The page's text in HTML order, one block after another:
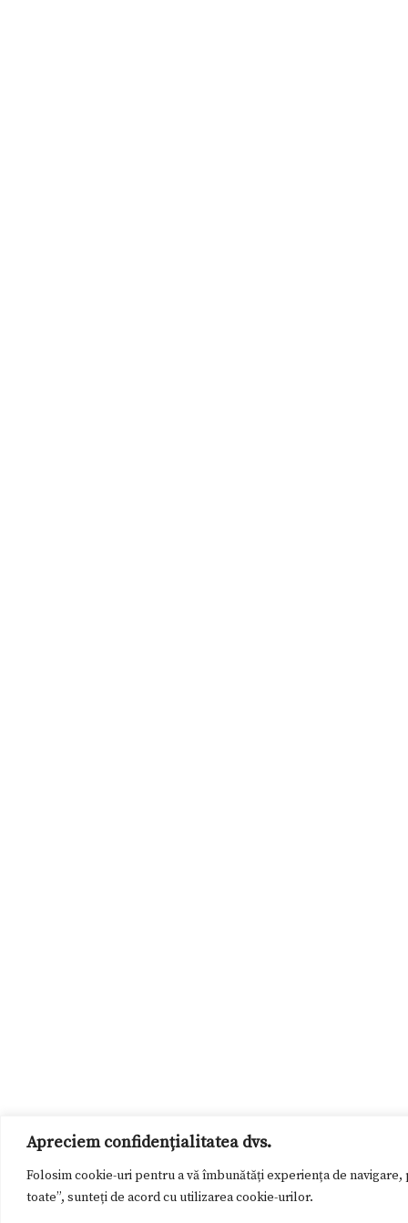
Apreciem confidențialitatea dvs.
Folosim cookie-uri pentru a vă îmbunătăți experiența de
toate”, sunteți de acord cu utilizarea cookie-urilor.